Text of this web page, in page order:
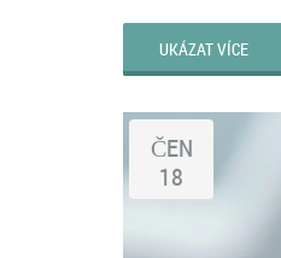
UKÁZAT VÍCE
ČEN
18